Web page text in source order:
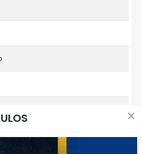
×
garantía
han sido indicadas por el
él los detalles.